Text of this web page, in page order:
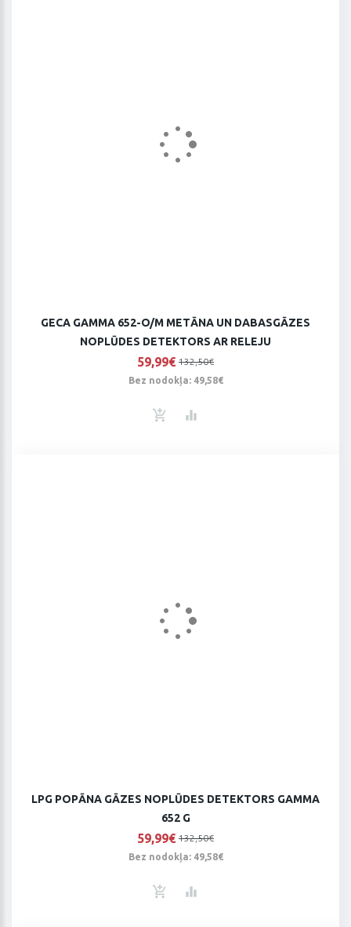
GECA GAMMA 652-O/M METĀNA UN DABASGĀZES
NOPLŪDES DETEKTORS AR RELEJU
59,99€ 132,50€
Bez nodokļa: 49,58€
LPG POPĀNA GĀZES NOPLŪDES DETEKTORS GAMMA
652 G
59,99€ 132,50€
Bez nodokļa: 49,58€